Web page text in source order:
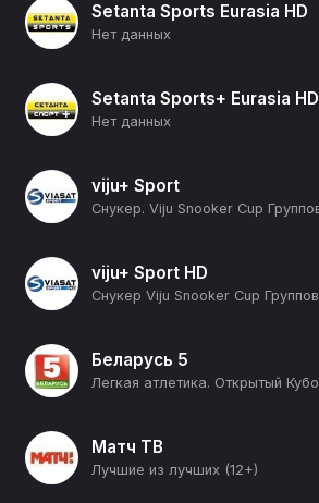
Setanta Sports Eurasia HD
Нет данных
Setanta Sports+ Eurasia HD
Нет данных
viju+ Sport
viju+ Sport HD
Беларусь 5
Матч ТВ
Лучшие из лучших (12+)